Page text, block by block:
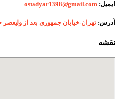
ایمیل: ostadyar1398@gmail.com
آدرس: تهران-خیابان جمهوری بعد از ولیعصر
نقشه